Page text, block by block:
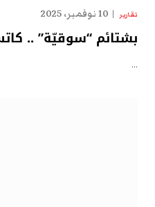
تقارير 10 نوفمبر، 2025
بشتائم “سوقيّة” ..
…